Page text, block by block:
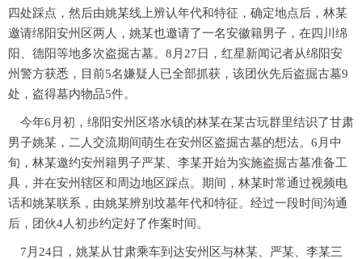
四处踩点，然后由姚某线上辨认年代和特征，确定地点后，林某
邀请绵阳安州区两人，姚某也邀请了一名安徽籍男子，在四川绵
阳、德阳等地多次盗掘古墓。8月27日，红星新闻记者从绵阳安
州警方获悉，目前5名嫌疑人已全部抓获，该团伙先后盗掘古墓9
处，盗得墓内物品5件。
今年6月初，绵阳安州区塔水镇的林某在某古玩群里结识了甘肃
男子姚某，二人交流期间萌生在安州区盗掘古墓的想法。6月中
旬，林某邀约安州籍男子严某、李某开始为实施盗掘古墓准备工
具，并在安州辖区和周边地区踩点。期间，林某时常通过视频电
话和姚某联系，由姚某辨别坟墓年代和特征。经过一段时间沟通
后，团伙4人初步约定好了作案时间。
7月24日，姚某从甘肃乘车到达安州区与林某、严某、李某三